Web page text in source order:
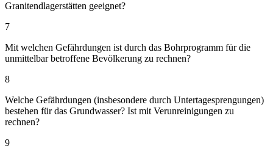
Granitendlagerstätten geeignet?
7
Mit welchen Gefährdungen ist durch das Bohrprogramm für die
unmittelbar betroffene Bevölkerung zu rechnen?
8
Welche Gefährdungen (insbesondere durch Untertagesprengungen)
bestehen für das Grundwasser? Ist mit Verunreinigungen zu
rechnen?
9